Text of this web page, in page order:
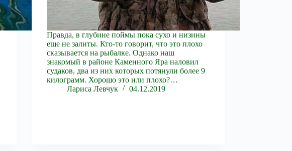
Правда, в глубине поймы пока сухо и низины
еще не залиты. Кто-то говорит, что это плохо
сказывается на рыбалке. Однако наш
знакомый в районе Каменного Яра наловил
судаков, два из них которых потянули более 9
килограмм. Хорошо это или плохо?…
Лариса Левчук
04.12.2019